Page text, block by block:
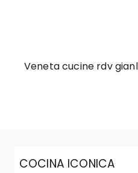
Veneta cucine rdv
COCINA ICONICA